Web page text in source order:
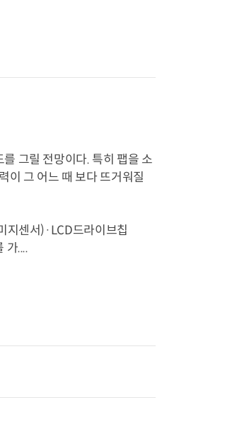
그릴 전망이다. 특히 팹을 소
이 그 어느 때 보다 뜨거워질
지센서)·LCD드라이브칩
가....